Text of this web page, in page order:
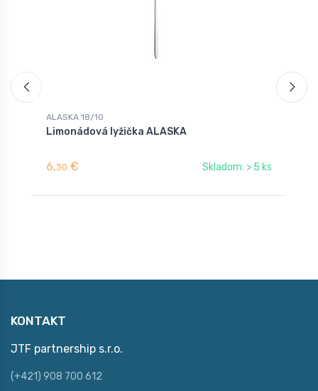
ALASKA 18/10
Limonádová lyžička ALASKA
6,30 € Skladom: > 5 ks
KONTAKT
JTF partnership s.r.o.
(+421) 908 700 612